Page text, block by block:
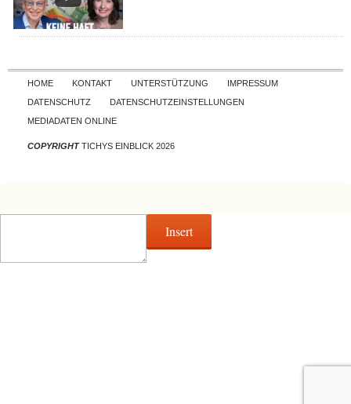
Skip to content
HOME KONTAKT UNTERSTÜTZUNG
IMPRESSUM
DATENSCHUTZ
DATENSCHUTZEINSTELLUNGEN
MEDIADATEN ONLINE
COPYRIGHTTICHYS EINBLICK 2026
Insert